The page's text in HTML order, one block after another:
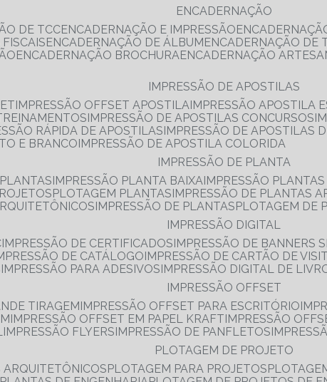
ENCADERNAÇÃO
DE TCC
ENCADERNAÇÃO E IMPRESSÃO
FISCAIS
ENCADERNAÇÃO DE ÁLBUM ENCADERNAÇÃO DE
ENCADERNAÇÃO BROCHURA ENCADERNAÇÃO
IMPRESSÃO DE APOSTILAS
IMPRESSÃO OFFSET APOSTILA IMPRESSÃO APOSTILA
IMPRESSÃO DE APOSTILAS CONCURSOS
RÁPIDA DE APOSTILAS IMPRESSÃO DE APOSTILAS
E BRANCO IMPRESSÃO DE APOSTILA COLORIDA
IMPRESSÃO DE PLANTA
IMPRESSÃO PLANTA BAIXA IMPRESSÃO
PLOTAGEM PLANTAS IMPRESSÃO DE PLANTAS
IMPRESSÃO DE PLANTAS
PLOTAGEM DE
IMPRESSÃO DIGITAL
IMPRESSÃO DE CERTIFICADOS IMPRESSÃO DE BANNERS
DE CATÁLOGO IMPRESSÃO DE CARTÃO DE
IMPRESSÃO PARA ADESIVOS IMPRESSÃO DIGITAL DE
IMPRESSÃO OFFSET
TIRAGEM IMPRESSÃO OFFSET PARA ESCRITÓRIO
IMPRESSÃO OFFSET EM PAPEL KRAFT IMPRESSÃO
IMPRESSÃO FLYERS IMPRESSÃO DE PANFLETOS
PLOTAGEM DE PROJETO
ARQUITETÔNICOS
PLOTAGEM PARA PROJETOS